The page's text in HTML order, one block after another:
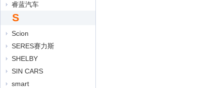
睿蓝汽车
S
Scion
SERES赛力斯
SHELBY
SIN CARS
smart